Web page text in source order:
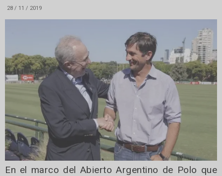
28 / 11 / 2019
En el marco del Abierto Argentino de Polo que